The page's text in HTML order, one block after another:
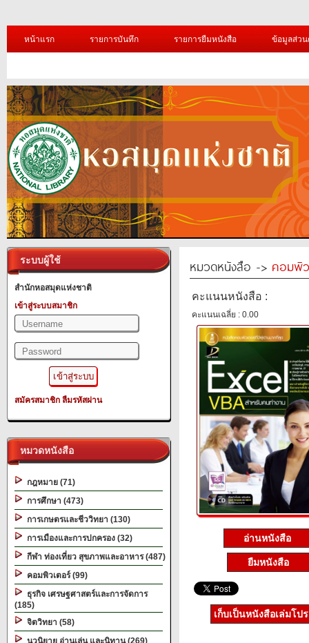
หน้าแรก รายการบันทึก รายการยืมหนังสือ ข้อมูลส่ว
ระบบผู้ใช้
สำนักหอสมุดแห่งชาติ
เข้าสู่ระบบสมาชิก
สมัครสมาชิก ลืมรหัสผ่าน
หมวดหนังสือ
กฎหมาย (71)
การศึกษา (473)
การเกษตรและชีววิทยา (130)
การเมืองและการปกครอง (32)
กีฬา ท่องเที่ยว สุขภาพและอาหาร (487)
คอมพิวเตอร์ (99)
ธุรกิจ เศรษฐศาสตร์และการจัดการ
(185)
จิตวิทยา (58)
นวนิยาย อ่านเล่น และนิทาน (269)
หมวดหนังสือ -> คอมพิ
คะแนนหนังสือ :
คะแนนเฉลี่ย : 0.00
อ่านหนังสือ
ยืมหนังสือ
เก็บเป็นหนังสือเล่มโป